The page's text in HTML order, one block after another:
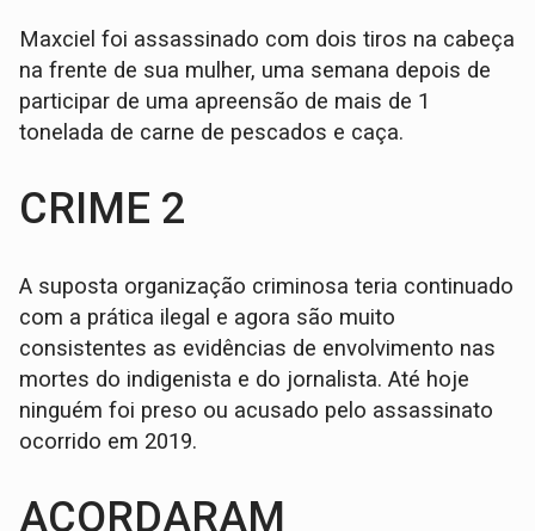
Maxciel foi assassinado com dois tiros na cabeça
na frente de sua mulher, uma semana depois de
participar de uma apreensão de mais de 1
tonelada de carne de pescados e caça.
CRIME 2
A suposta organização criminosa teria continuado
com a prática ilegal e agora são muito
consistentes as evidências de envolvimento nas
mortes do indigenista e do jornalista. Até hoje
ninguém foi preso ou acusado pelo assassinato
ocorrido em 2019.
ACORDARAM